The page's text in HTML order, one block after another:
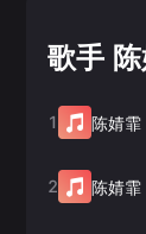
歌手
1 陈婧霏
2 陈婧霏